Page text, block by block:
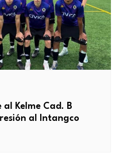
al Kelme Cad. B
al Intangco